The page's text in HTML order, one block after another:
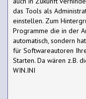
das Tools als
einstellen. Zum
Programme die in der
automatisch, sondern
für Softwareautoren
Starten. Da wären z.B.
WIN.INI